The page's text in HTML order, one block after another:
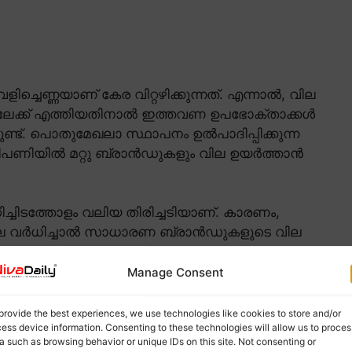
Manage Consent
the best experiences, we use technologies like cookies to store and/or
device information. Consenting to these technologies will allow us to
such as browsing behavior or unique IDs on this site. Not consenting or
കേര വിറ്റഴിക്കുന്നത്. എന്നാൽ, വില
എത്തിയതിനാൽ ഇത്തവണ ഉപഭോക്താക്കൾ
പൊതുമേഖലാ സ്ഥാപനം ഉൽപാദിപ്പിക്കുന്ന
മറ്റു ബ്രാൻഡുകളും വില ഉയർത്താൻ
വലിയ തിരിച്ചടിയാണ്. കാരണം,
വർധിച്ചാൽ സാധാരണ ബ്രാൻഡുകളുടെ വില
ആശങ്കയിലാണ് വ്യാപാരികൾ.